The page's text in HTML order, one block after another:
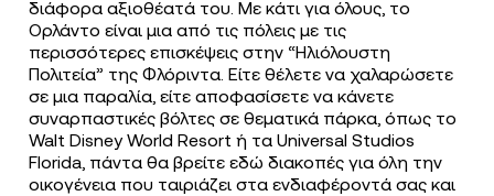
διάφορα αξιοθέατά του. Με κάτι για όλους, το
Ορλάντο είναι μια από τις πόλεις με τις
περισσότερες επισκέψεις στην “Ηλιόλουστη
Πολιτεία” της Φλόριντα. Είτε θέλετε να χαλαρώσετε
σε μια παραλία, είτε αποφασίσετε να κάνετε
συναρπαστικές βόλτες σε θεματικά πάρκα, όπως το
Walt Disney World Resort ή τα Universal Studios
Florida, πάντα θα βρείτε εδώ διακοπές για όλη την
οικογένεια που ταιριάζει στα ενδιαφέροντά σας και